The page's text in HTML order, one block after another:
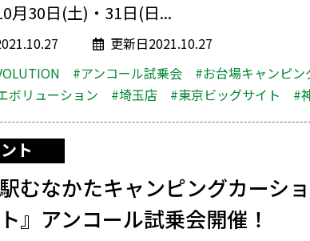
月30日(土)・31日(日...
更新日2021.10.27
#アンコール試乗会
#お台場キャンピン
ボリューション
#埼玉店 #東京ビッグサイト #
ト
駅むなかたキャンピングカーシ
』アンコール試乗会開催！